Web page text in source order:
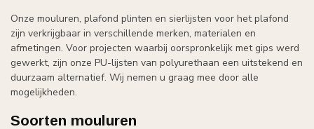
Onze mouluren, plafond plinten en sierlijsten voor het plafond
zijn verkrijgbaar in verschillende merken, materialen en
afmetingen. Voor projecten waarbij oorspronkelijk met gips werd
gewerkt, zijn onze PU-lijsten van polyurethaan een uitstekend en
duurzaam alternatief. Wij nemen u graag mee door alle
mogelijkheden.
Soorten mouluren